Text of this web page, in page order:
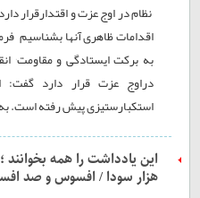
نظام در اوج عزت و اقتدارقرار
اقدامات ظاهری آنها بشناسيم
به
دراوج عزت قرار دارد گفت:
استکبارستيزی پيش رفته است. به
این یادداشت را همه
هزار سودا / افسوس و صد